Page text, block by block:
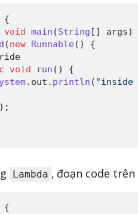
{
void main (String [ ] args)
(new Runnable( )
{
void run ( )
{
. out . println ( "inside
) ;
Lambda , đoạn code
{